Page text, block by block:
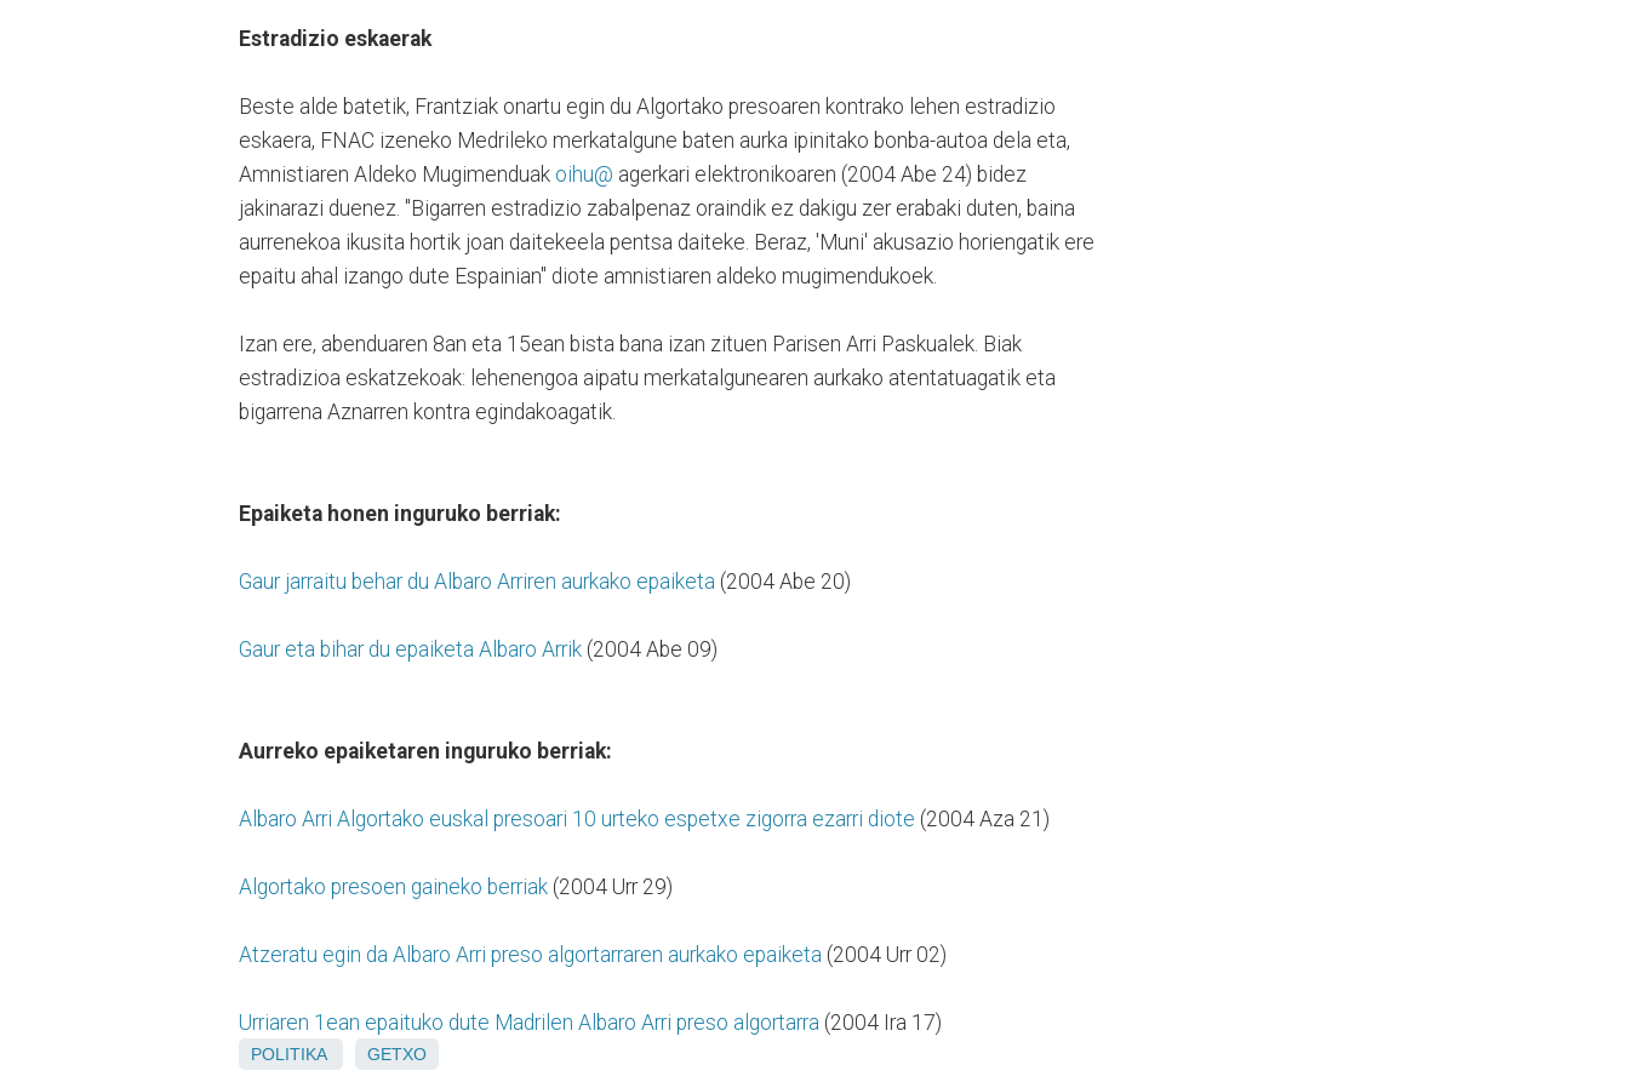
Estradizio eskaerak
Beste alde batetik, Frantziak onartu egin du Algortako presoaren kontrako lehen estradizio
eskaera, FNAC izeneko Medrileko merkatalgune baten aurka ipinitako bonba-autoa dela eta,
Amnistiaren Aldeko Mugimenduak oihu@ agerkari elektronikoaren (2004 Abe 24) bidez
jakinarazi duenez. "Bigarren estradizio zabalpenaz oraindik ez dakigu zer erabaki duten, baina
aurrenekoa ikusita hortik joan daitekeela pentsa daiteke. Beraz, 'Muni' akusazio horiengatik ere
epaitu ahal izango dute Espainian" diote amnistiaren aldeko mugimendukoek.
Izan ere, abenduaren 8an eta 15ean bista bana izan zituen Parisen Arri Paskualek. Biak
estradizioa eskatzekoak: lehenengoa aipatu merkatalgunearen aurkako atentatuagatik eta
bigarrena Aznarren kontra egindakoagatik.
Epaiketa honen inguruko berriak:
Gaur jarraitu behar du Albaro Arriren aurkako epaiketa (2004 Abe 20)
Gaur eta bihar du epaiketa Albaro Arrik (2004 Abe 09)
Aurreko epaiketaren inguruko berriak:
Albaro Arri Algortako euskal presoari 10 urteko espetxe zigorra ezarri diote (2004 Aza 21)
Algortako presoen gaineko berriak (2004 Urr 29)
Atzeratu egin da Albaro Arri preso algortarraren aurkako epaiketa (2004 Urr 02)
Urriaren 1ean epaituko dute Madrilen Albaro Arri preso algortarra (2004 Ira 17)
POLITIKA GETXO